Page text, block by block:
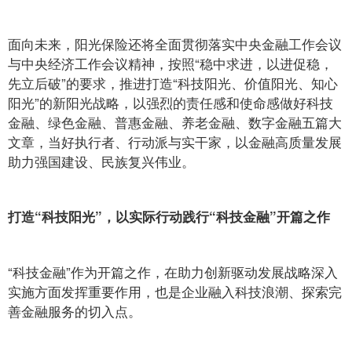
面向未来，阳光保险还将全面贯彻落实中央金融工作会议
与中央经济工作会议精神，按照“稳中求进，以进促稳，
先立后破”的要求，推进打造“科技阳光、价值阳光、知心
阳光”的新阳光战略，以强烈的责任感和使命感做好科技
金融、绿色金融、普惠金融、养老金融、数字金融五篇大
文章，当好执行者、行动派与实干家，以金融高质量发展
助力强国建设、民族复兴伟业。
打造“科技阳光”，以实际行动践行“科技金融”开篇之作
“科技金融”作为开篇之作，在助力创新驱动发展战略深入
实施方面发挥重要作用，也是企业融入科技浪潮、探索完
善金融服务的切入点。